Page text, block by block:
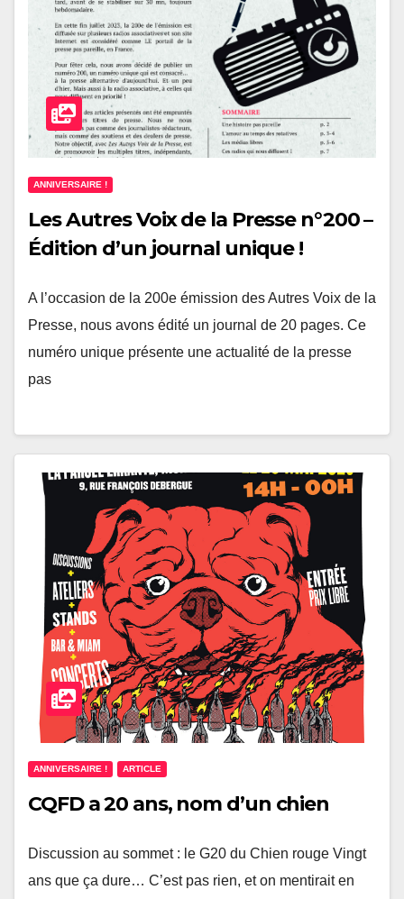
ANNIVERSAIRE !
Les Autres Voix de la Presse n°200 –
Édition d’un journal unique !
A l’occasion de la 200e émission des Autres Voix de la
Presse, nous avons édité un journal de 20 pages. Ce
numéro unique présente une actualité de la presse
pas
ANNIVERSAIRE ! ARTICLE
CQFD a 20 ans, nom d’un chien
Discussion au sommet : le G20 du Chien rouge Vingt
ans que ça dure… C’est pas rien, et on mentirait en